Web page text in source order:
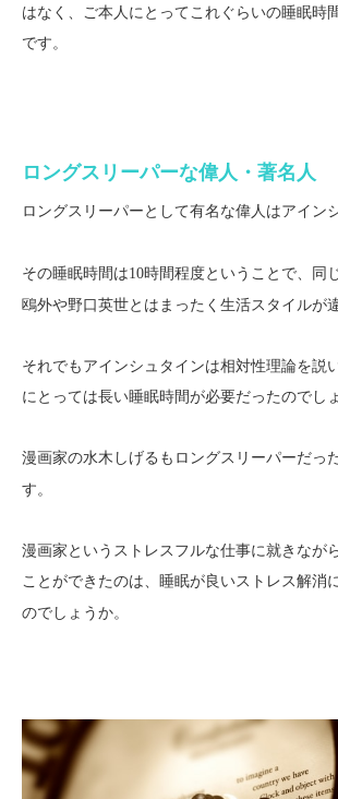
はなく、ご本人にとってこれぐらいの睡眠時
です。
ロングスリーパーな偉人・著名人
ロングスリーパーとして有名な偉人はアイン
その睡眠時間は10時間程度ということで、同
鴎外や野口英世とはまったく生活スタイルが
それでもアインシュタインは相対性理論を説
にとっては長い睡眠時間が必要だったのでしょ
漫画家の水木しげる もロングスリーパーだっ
す。
漫画家というストレスフルな仕事に就きなが
ことができたのは、
睡眠が良いストレス解消
のでしょうか。